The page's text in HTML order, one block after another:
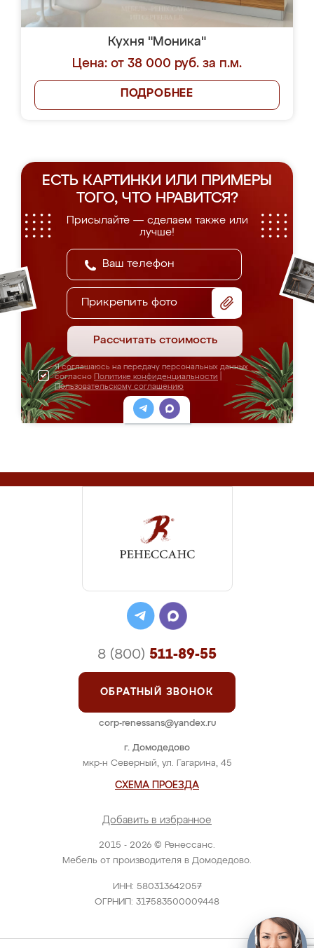
Кухня "Моника"
Цена: от 38 000 руб. за п.м.
ПОДРОБНЕЕ
ЕСТЬ КАРТИНКИ ИЛИ ПРИМЕРЫ
ТОГО, ЧТО НРАВИТСЯ?
Присылайте — сделаем также или
лучше!
Прикрепить фото
Рассчитать стоимость
Я соглашаюсь на передачу персональных данных
согласно Политике конфиденциальности
Пользовательскому соглашению
2015 - 2026 © Ренессанс.
Мебель от производителя в Домодедово.
ИНН: 580313642057
ОГРНИП: 317583500009448
г. Домодедово
мкр-н Северный, ул. Гагарина, 45
СХЕМА ПРОЕЗДА
Добавить в избранное
8 (800) 511-89-55
ОБРАТНЫЙ ЗВОНОК
corp-renessans@yandex.ru